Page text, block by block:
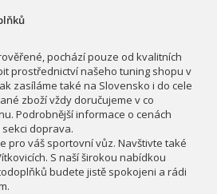
pochází pouze od kvalitních
prostřednictví našeho tuning shopu v
zasíláme také na Slovensko i do cele
zboží vždy doručujeme v co
Podrobnější informace o cenách
doprava.
pro váš sportovní vůz. Navštivte také
S naší širokou nabídkou
budete jistě spokojeni a rádi